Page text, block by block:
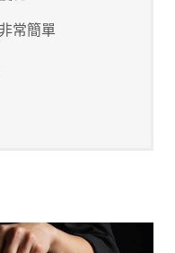
常簡單